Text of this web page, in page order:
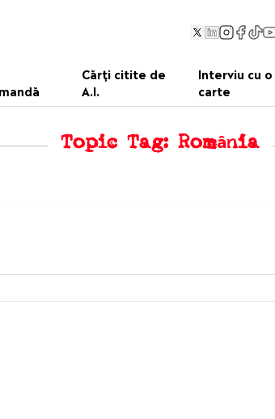
Cărți citite de
A.I.
Interviu cu o
carte
Topic Tag: România